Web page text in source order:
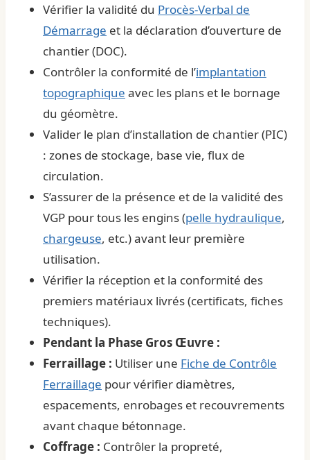
Vérifier la validité du Procès-Verbal de
Démarrage et la déclaration d’ouverture de
chantier (DOC).
Contrôler la conformité de l’implantation
topographique avec les plans et le bornage
du géomètre.
Valider le plan d’installation de chantier (PIC)
: zones de stockage, base vie, flux de
circulation.
S’assurer de la présence et de la validité des
VGP pour tous les engins (pelle hydraulique,
chargeuse, etc.) avant leur première
utilisation.
Vérifier la réception et la conformité des
premiers matériaux livrés (certificats, fiches
techniques).
Pendant la Phase Gros Œuvre :
Ferraillage : Utiliser une Fiche de Contrôle
Ferraillage pour vérifier diamètres,
espacements, enrobages et recouvrements
avant chaque bétonnage.
Coffrage : Contrôler la propreté,